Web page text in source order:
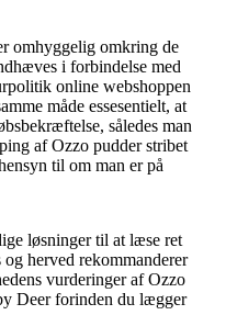
omhyggelig omkring de
i forbindelse med
online webshoppen
måde essesentielt, at
således man
af Ozzo pudder stribet
til om man er på
løsninger til at læse ret
og herved rekommanderer
vurderinger af Ozzo
Deer forinden du lægger